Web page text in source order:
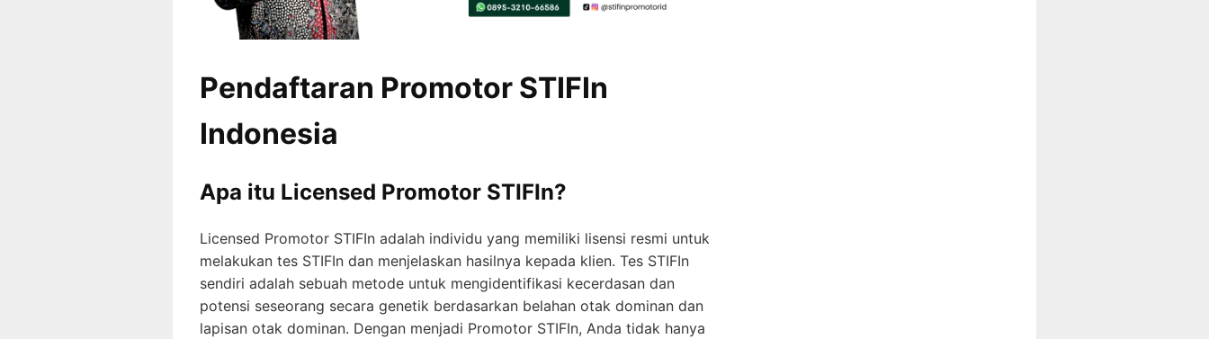
Pendaftaran Promotor STIFIn
Indonesia
Apa itu Licensed Promotor STIFIn?
Licensed Promotor STIFIn adalah individu yang memiliki lisensi resmi untuk
melakukan tes STIFIn dan menjelaskan hasilnya kepada klien. Tes STIFIn
sendiri adalah sebuah metode untuk mengidentifikasi kecerdasan dan
potensi seseorang secara genetik berdasarkan belahan otak dominan dan
lapisan otak dominan. Dengan menjadi Promotor STIFIn, Anda tidak hanya